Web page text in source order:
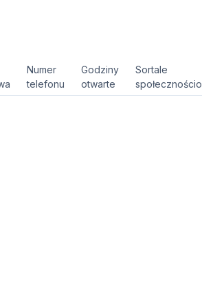
Numer
telefonu
Godziny
otwarte
Sortale